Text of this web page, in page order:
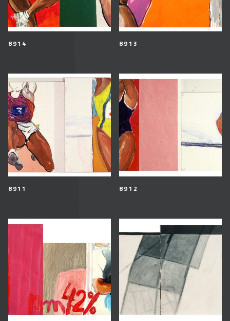
8914 8913
8911 8912